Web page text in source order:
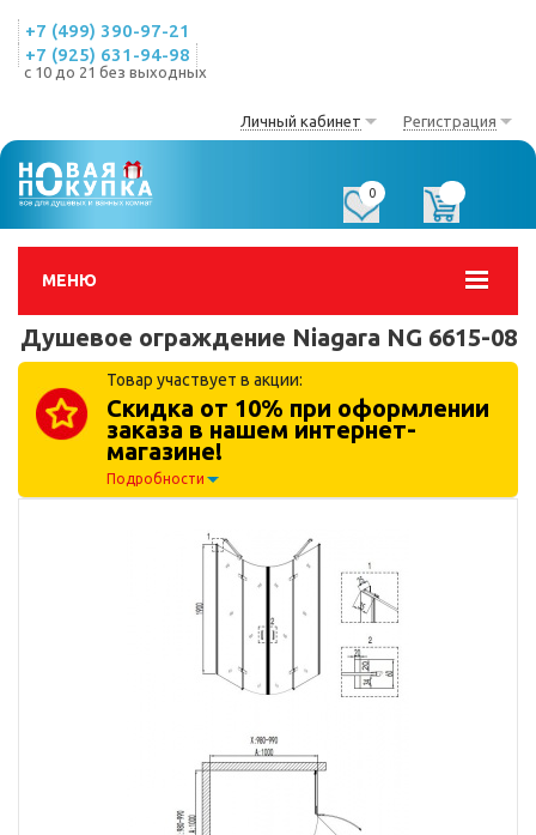
+7 (499) 390-97-21
+7 (925) 631-94-98
с 10 до 21 без выходных
Личный кабинет Регистрация
МЕНЮ
0
Душевое ограждение Niagara NG 6615-08
Товар участвует в акции:
Скидка от 10% при оформлении
заказа в нашем интернет-
магазине!
Подробности